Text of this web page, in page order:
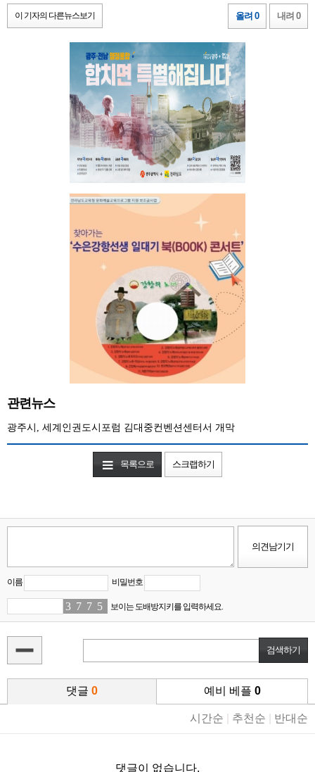
이 기자의 다른뉴스보기 올려 0 내려 0
관련뉴스
광주시, 세계인권도시포럼 김대중컨벤션센터서 개막
목록으로 스크랩하기
이름 비밀번호
36 73 79 52 보이는 도배방지키를 입력하세요.
댓글 0 예비 베플 0
시간순 추천순 반대순
댓글이 없습니다.